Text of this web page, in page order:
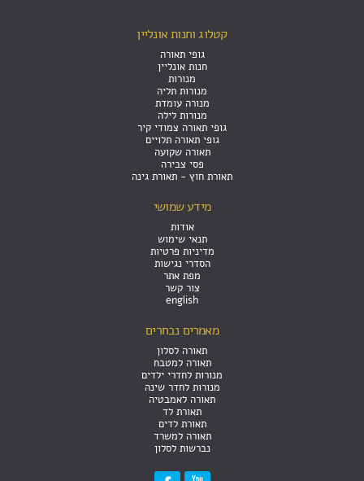
קטלוג וחנות אונליין
גופי תאורה
חנות אונליין
מנורות
מנורות תליה
מנורה עומדת
מנורות לילה
גופי תאורה צמודי קיר
גופי תאורה תלויים
תאורה שקועה
פסי צבירה
תאורת חוץ - תאורת גינה
מידע שמושי
אודות
תנאי שימוש
מדיניות פרטיות
הסדרי נגישות
מפת אתר
צור קשר
english
מאמרים נבחרים
תאורה לסלון
תאורה למטבח
מנורות לחדרי ילדים
מנורות לחדר שינה
תאורה לאמבטיה
תאורת לד
תאורת לדים
תאורה למשרד
נברשות לסלון